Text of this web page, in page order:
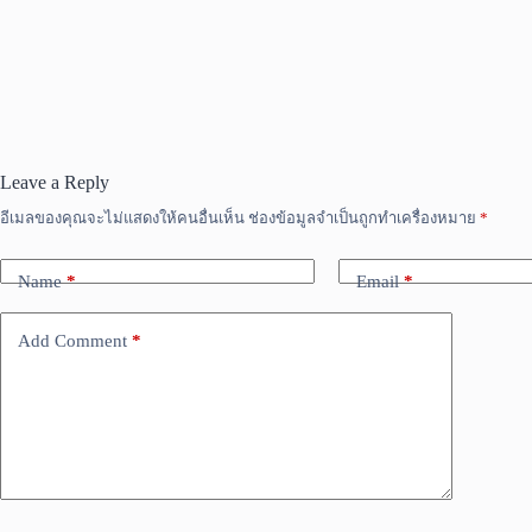
Leave a Reply
อีเมลของคุณจะไม่แสดงให้คนอื่นเห็น ช่องข้อมูลจำเป็นถูกทำเครื่องหมาย *
Name* Email*
Add Comment *